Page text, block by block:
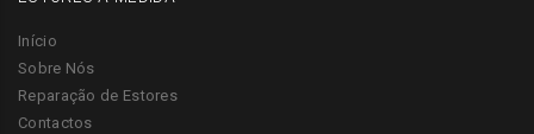
Início
Sobre Nós
Reparação de Estores
Contactos